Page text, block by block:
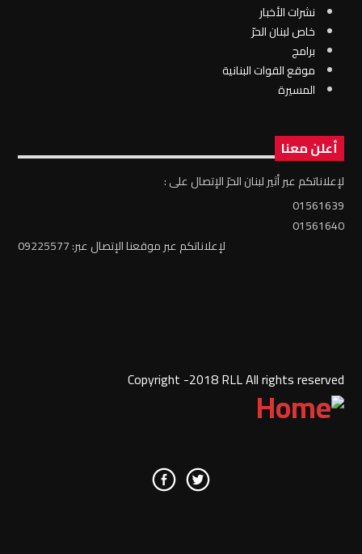
نشرات الأخبار
خاص لبنان الحرّ
برامج
موقع القوات البنانية
المسيرة
أعلن معنا
لإعلاناتكم عبر أثير لبنان الحرّ الإتصال على :
01561639
01561640
لإعلاناتكم عبر موقعنا الإتصال عبر: 09225577
Copyright -2018 RLL All rights reserved